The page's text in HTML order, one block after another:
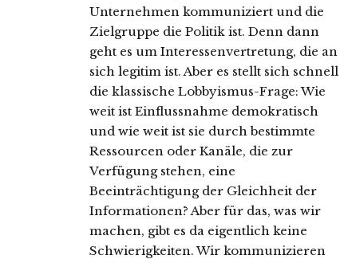
Unternehmen kommuniziert und die
Zielgruppe die Politik ist. Denn dann
geht es um Interessenvertretung, die an
sich legitim ist. Aber es stellt sich schnell
die klassische Lobbyismus-Frage: Wie
weit ist Einflussnahme demokratisch
und wie weit ist sie durch bestimmte
Ressourcen oder Kanäle, die zur
Verfügung stehen, eine
Beeinträchtigung der Gleichheit der
Informationen? Aber für das, was wir
machen, gibt es da eigentlich keine
Schwierigkeiten. Wir kommunizieren